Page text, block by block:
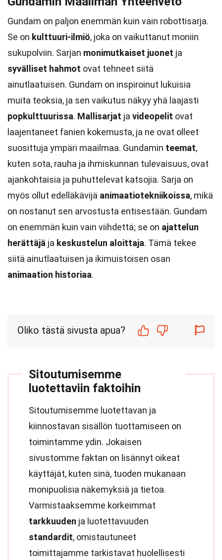
Gundam on paljon enemmän kuin vain robottisarja.
Se on kulttuuri-ilmiö, joka on vaikuttanut moniin
sukupolviin. Sarjan monimutkaiset juonet ja
syvälliset hahmot ovat tehneet siitä
ainutlaatuisen. Gundam on inspiroinut lukuisia
muita teoksia, ja sen vaikutus näkyy yhä laajasti
popkulttuurissa. Mallisarjat ja videopelit ovat
laajentaneet fanien kokemusta, ja ne ovat olleet
suosittuja ympäri maailmaa. Gundamin teemat,
kuten sota, rauha ja ihmiskunnan tulevaisuus, ovat
ajankohtaisia ja puhuttelevat katsojia. Sarja on
myös ollut edelläkävijä animaatiotekniikoissa, mikä
on nostanut sen arvostusta entisestään. Gundam
on enemmän kuin vain viihdettä; se on ajattelun
herättäjä ja keskustelun aloittaja. Tämä tekee
siitä ainutlaatuisen ja ikimuistoisen osan
animaation historiaa.
Oliko tästä sivusta apua?
Sitoutumisemme
luotettaviin faktoihin
Sitoutumisemme luotettavan ja
kiinnostavan sisällön tuottamiseen on
toimintamme ydin. Jokaisen
sivustomme faktan on lisännyt oikeat
käyttäjät, kuten sinä, tuoden mukanaan
monipuolisia näkemyksiä ja tietoa.
Varmistaaksemme korkeimmat
tarkkuuden ja luotettavuuden
standardit, omistautuneet
toimittajamme tarkistavat huolellisesti